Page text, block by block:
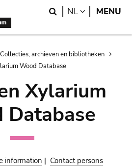
Search
NL LANGUAGE
MENU
Collecties, archieven en bibliotheken
Wood Database
Xylarium
Database
information | Contact persons